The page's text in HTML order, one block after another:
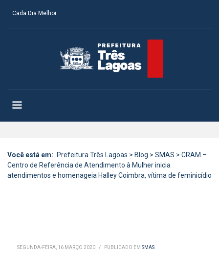
Cada Dia Melhor
Você está em: Prefeitura Três Lagoas > Blog > SMAS > CRAM –
Centro de Referência de Atendimento à Mulher inicia
atendimentos e homenageia Halley Coimbra, vítima de feminicídio
SEGUNDA-FEIRA, 16 MARÇO 2020 / PUBLICADO EM SMAS